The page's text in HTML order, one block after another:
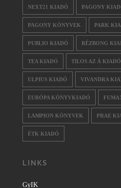
NEXT21 KIADÓ PAGONY
PAGONY KÖNYVEK PARK
PUBLIO KIADÓ RÉZBONG
TEA KIADÓ TILOS AZ Á KIADÓ
ULPIUS KIADÓ VIVANDRA
EURÓPA KÖNYVKIADÓ
LAMPION KÖNYVEK PRAE
ÉTK KIADÓ
LINKS
GyIK